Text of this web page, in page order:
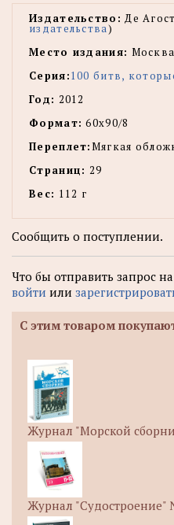
Издательство: Де
издательства)
Место издания: Москва
Серия:100 битв,
Год: 2012
Формат: 60х90/8
Переплет:Мягкая
Страниц: 29
Вес: 112 г
Сообщить о поступлении.
Что бы отправить запрос
войти или
С этим товаром
Журнал "Морской
Журнал "Судостроение"